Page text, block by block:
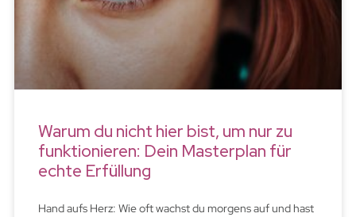
Warum du nicht hier bist, um nur zu
funktionieren: Dein Masterplan für
echte Erfüllung
Hand aufs Herz: Wie oft wachst du morgens auf und hast